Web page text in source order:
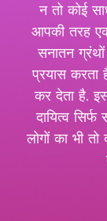
न तो कोई
आपकी तरह
सनातन
प्रयास
कर देता है.
दायित्व
लोगों का भी